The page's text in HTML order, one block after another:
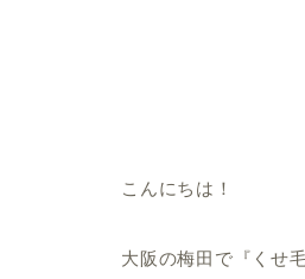
こんにちは！
大阪の梅田で『くせ